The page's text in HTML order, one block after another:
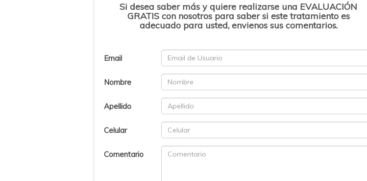
Si desea saber más y quiere realizarse una EVALUACIÓN
GRATIS con nosotros para saber si este tratamiento es
adecuado para usted, envienos sus comentarios.
Email
Nombre
Apellido
Celular
Comentario